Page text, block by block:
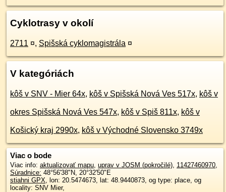
Cyklotrasy v okolí
2711 ¤, Spišská cyklomagistrála ¤
V kategóriách
kôš v SNV - Mier 64x, kôš v Spišská Nová Ves 517x, kôš v
okres Spišská Nová Ves 547x, kôš v Spiš 811x, kôš v
Košický kraj 2990x, kôš v Východné Slovensko 3749x
Viac o bode
Viac info: aktualizovať mapu, uprav v JOSM (pokročilé), 11427460970,
Súradnice: 48°56'38"N, 20°32'50"E
stiahni GPX, lon: 20.5474673, lat: 48.9440873, og type: place, og
locality: SNV Mier,